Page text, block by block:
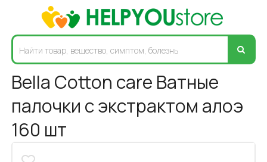
Bella Cotton care Ватные
палочки с экстрактом алоэ
160 шт